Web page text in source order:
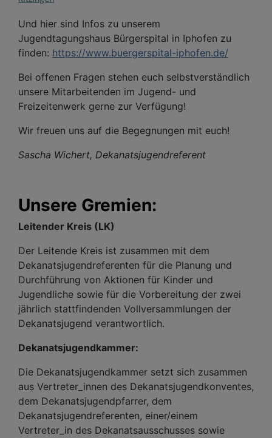
Und hier sind Infos zu unserem
Jugendtagungshaus Bürgerspital in Iphofen zu
finden: https://www.buergerspital-iphofen.de/
Bei offenen Fragen stehen euch selbstverständlich
unsere Mitarbeitenden im Jugend- und
Freizeitenwerk gerne zur Verfügung!
Wir freuen uns auf die Begegnungen mit euch!
Sascha Wichert, Dekanatsjugendreferent
Unsere Gremien:
Leitender Kreis (LK)
Der Leitende Kreis ist zusammen mit dem
Dekanatsjugendreferenten für die Planung und
Durchführung von Aktionen für Kinder und
Jugendliche sowie für die Vorbereitung der zwei
jährlich stattfindenden Vollversammlungen der
Dekanatsjugend verantwortlich.
Dekanatsjugendkammer:
Die Dekanatsjugendkammer setzt sich zusammen
aus Vertreter_innen des Dekanatsjugendkonventes,
dem Dekanatsjugendpfarrer, dem
Dekanatsjugendreferenten, einer/einem
Vertreter_in des Dekanatsausschusses sowie